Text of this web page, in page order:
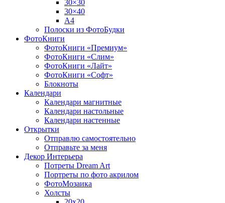
30×30
30×40
A4
Полоски из ФотоБудки
ФотоКниги
ФотоКниги «Премиум»
ФотоКниги «Слим»
ФотоКниги «Лайт»
ФотоКниги «Софт»
Блокноты
Календари
Календари магнитные
Календари настольные
Календари настенные
Открытки
Отправлю самостоятельно
Отправьте за меня
Декор Интерьера
Потреты Dream Art
Портреты по фото акрилом
ФотоМозаика
Холсты